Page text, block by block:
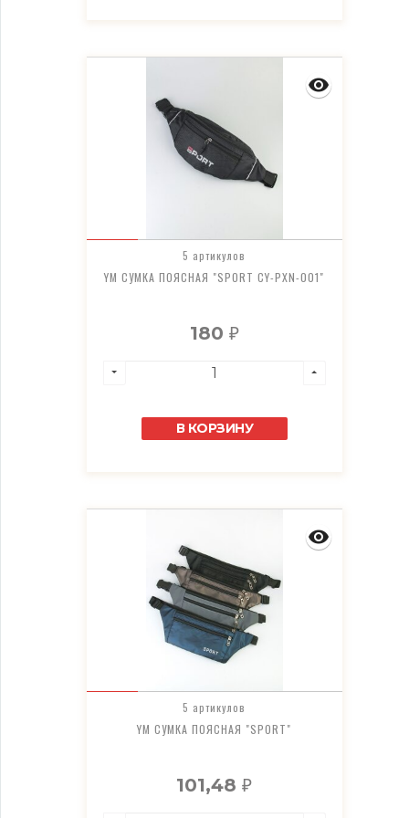
5 артикулов
YM СУМКА ПОЯСНАЯ "SPORT CY-PXN-001"
180 ₽
В КОРЗИНУ
5 артикулов
YM СУМКА ПОЯСНАЯ "SPORT"
101,48₽